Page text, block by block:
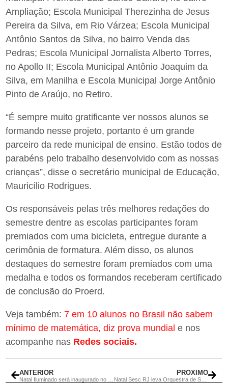
Ampliação; Escola Municipal Therezinha de Jesus
Pereira da Silva, em Rio Várzea; Escola Municipal
Antônio Santos da Silva, no bairro Venda das
Pedras; Escola Municipal Jornalista Alberto Torres,
no Apollo II; Escola Municipal Antônio Joaquim da
Silva, em Manilha e Escola Municipal Jorge Antônio
Pinto de Araújo, no Retiro.
“É sempre muito gratificante ver nossos alunos se
formando nesse projeto, portanto é um grande
parceiro da rede municipal de ensino. Estão todos de
parabéns pelo trabalho desenvolvido com as nossas
crianças”, disse o secretário municipal de Educação,
Mauricílio Rodrigues.
Os responsáveis pelas três melhores redações do
semestre dentre as escolas participantes foram
premiados com uma bicicleta, entregue durante a
cerimônia de formatura. Além disso, os alunos
destaques do semestre foram premiados com uma
medalha e todos os formandos receberam certificado
de conclusão do Proerd.
Veja também: 7 em 10 alunos no Brasil não sabem
mínimo de matemática, diz prova mundial e nos
acompanhe nas Redes sociais.
ANTERIOR PRÓXIMO
Natal Sesc RJ leva Orquestra de Solistas a Tanguá nesta sexta-feira (8)